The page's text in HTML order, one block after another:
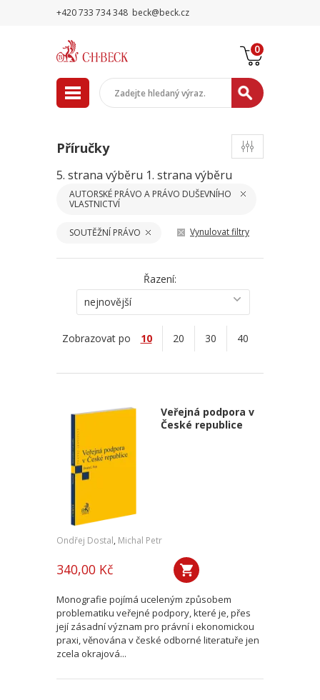
+420 733 734 348 beck@beck.cz
0
Příručky
5. strana výběru 1. strana výběru
AUTORSKÉ PRÁVO A PRÁVO DUŠEVNÍHO
VLASTNICTVÍ
SOUTĚŽNÍ PRÁVO Vynulovat filtry
Řazení:
nejnovější
Zobrazovat po 10 20 30 40
Veřejná podpora v
České republice
Ondřej Dostal, Michal Petr
340,00 Kč
Monografie pojímá uceleným způsobem
problematiku veřejné podpory, které je, přes
její zásadní význam pro právní i ekonomickou
praxi, věnována v české odborné literatuře jen
zcela okrajová...